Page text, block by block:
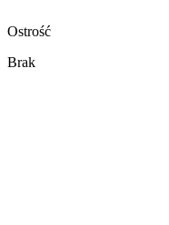
Ostrość
Brak